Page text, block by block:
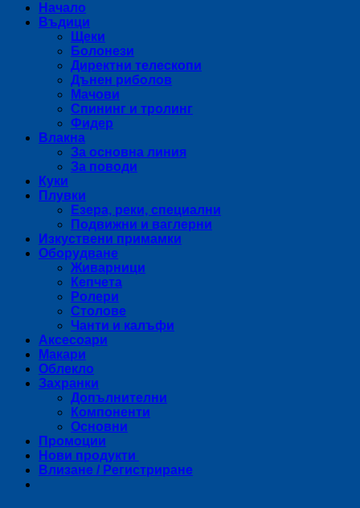
Начало
Въдици
Щеки
Болонези
Директни телескопи
Дънен риболов
Мачови
Спининг и тролинг
Фидер
Влакна
За основна линия
За поводи
Куки
Плувки
Езера, реки, специални
Подвижни и ваглерни
Изкуствени примамки
Оборудване
Живарници
Кепчета
Ролери
Столове
Чанти и калъфи
Аксесоари
Макари
Облекло
Захранки
Допълнителни
Компоненти
Основни
Промоции
Нови продукти
Влизане / Регистриране